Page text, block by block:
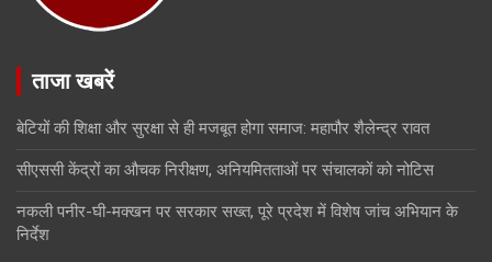
ताजा खबरें
बेटियों की शिक्षा और सुरक्षा से ही मजबूत होगा समाज: महापौर शैलेन्द्र रावत
सीएससी केंद्रों का औचक निरीक्षण, अनियमितताओं पर संचालकों को नोटिस
नकली पनीर-घी-मक्खन पर सरकार सख्त, पूरे प्रदेश में विशेष जांच अभियान के
निर्देश